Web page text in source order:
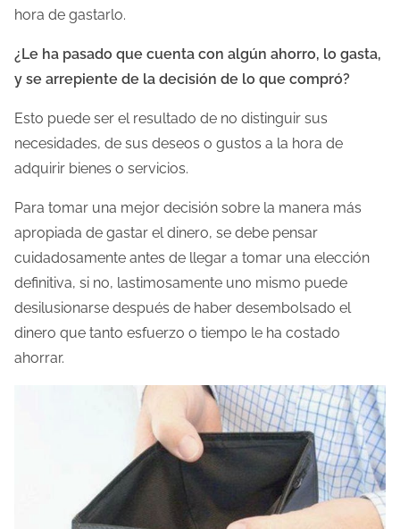
d
l
e
c
a
d
e
l
a
e
n
hora de gastarlo.
¿Le ha pasado que cuenta con algún ahorro, lo gasta,
y se arrepiente de la decisión de lo que compró?
Esto puede ser el resultado de no distinguir sus
necesidades, de sus deseos o gustos a la hora de
adquirir bienes o servicios.
Para tomar una mejor decisión sobre la manera más
apropiada de gastar el dinero, se debe pensar
cuidadosamente antes de llegar a tomar una elección
definitiva, si no, lastimosamente uno mismo puede
desilusionarse después de haber desembolsado el
dinero que tanto esfuerzo o tiempo le ha costado
ahorrar.